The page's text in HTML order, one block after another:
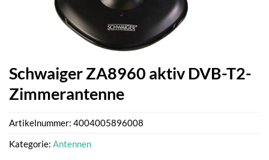
Schwaiger ZA8960 aktiv DVB-T2-
Zimmerantenne
Artikelnummer: 4004005896008
Kategorie: Antennen